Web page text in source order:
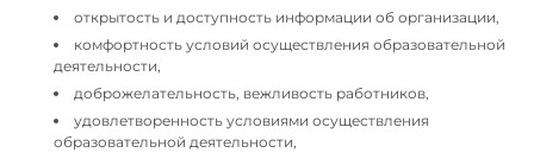
открытость и доступность информации об организации,
комфортность условий осуществления образовательной
деятельности,
доброжелательность, вежливость работников,
удовлетворенность условиями осуществления
образовательной деятельности,